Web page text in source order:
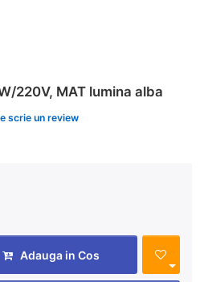
220V, MAT lumina alba
scrie un review
Adauga in Cos